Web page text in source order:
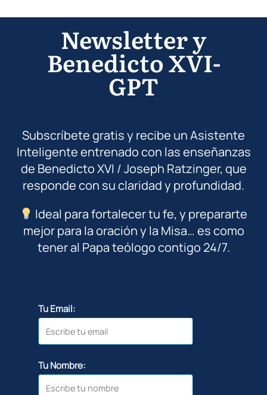
Newsletter y
Benedicto XVI-
GPT
Subscríbete gratis y recibe un Asistente
Inteligente entrenado con las enseñanzas
de Benedicto XVI / Joseph Ratzinger, que
responde con su claridad y profundidad.
Ideal para fortalecer tu fe, y prepararte
mejor para la oración y la Misa… es como
tener al Papa teólogo contigo 24/7.
Tu Email:
Tu Nombre: